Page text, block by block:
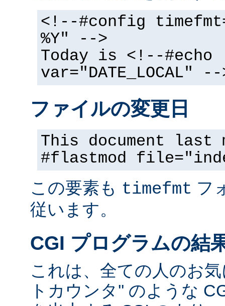
<!--#config
%Y" -->
Today is <!--#echo
var="DATE_LOCAL" --
ファイルの変更日
This document
#flastmod
この要素も timefmt フ
従います。
CGI プログラムの結
これは、全ての人のお
トカウンタ'' のような